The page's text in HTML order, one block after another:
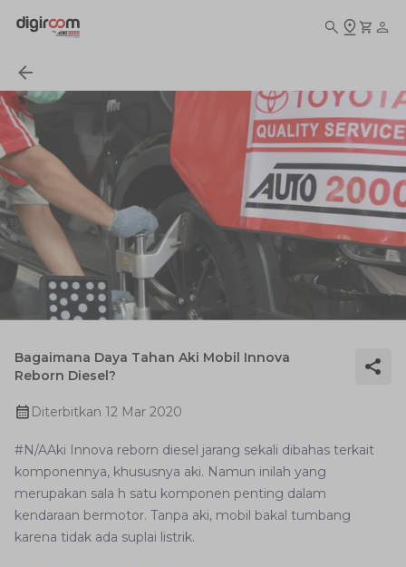
Bagaimana Daya Tahan Aki Mobil Innova
Reborn Diesel?
Diterbitkan 12 Mar 2020
#N/AAki Innova reborn diesel jarang sekali dibahas terkait
komponennya, khususnya aki. Namun inilah yang
merupakan sala h satu komponen penting dalam
kendaraan bermotor. Tanpa aki, mobil bakal tumbang
karena tidak ada suplai listrik.